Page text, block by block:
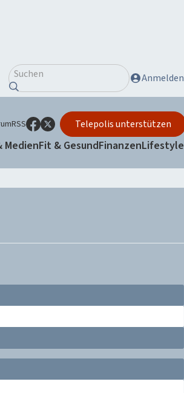
Suchen
Anmelden
RSS Telepolis unterstützen
MedienFit & GesundFinanzenLifestyle